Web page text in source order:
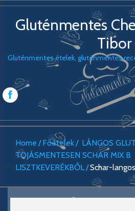
Gluténmentes
Tibor
Gluténmentes ételek, gluténmentes
Home Főételek
LÁNGOS
TOJÁSMENTESEN SCHAR MIX B
LISZTKEVERÉKBŐL Schar-